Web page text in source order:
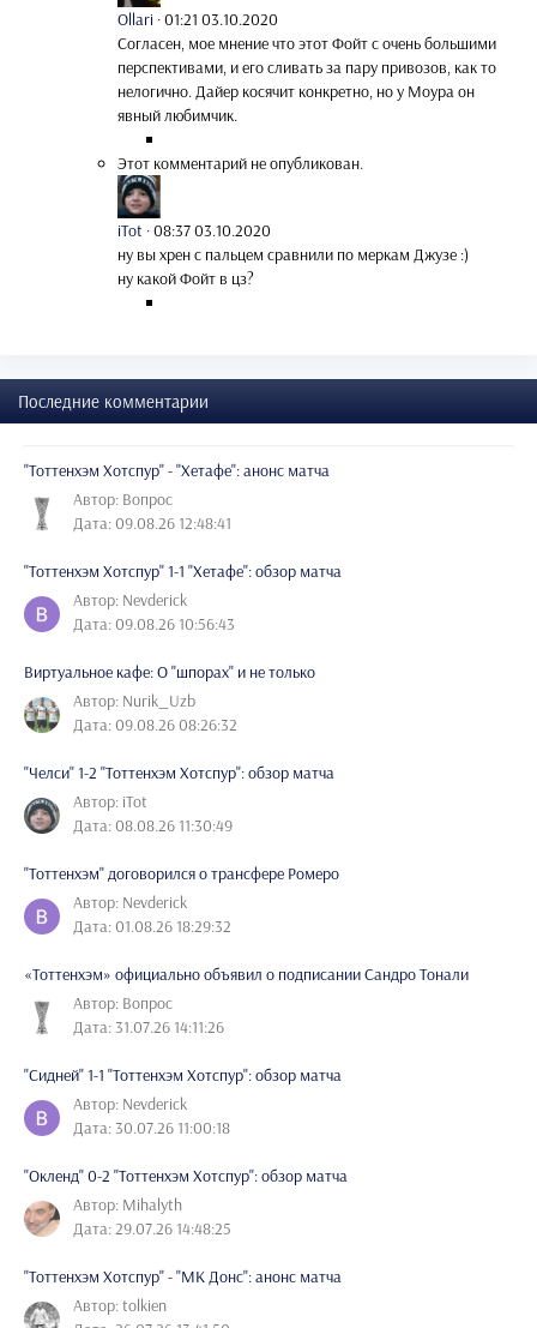
Ollari ·01:21 03.10.2020
Согласен, мое мнение что этот Фойт с очень большими
перспективами, и его сливать за пару привозов, как то
нелогично. Дайер косячит конкретно, но у Моура он
явный любимчик.
Этот комментарий не опубликован.
iTot ·08:37 03.10.2020
ну вы хрен с пальцем сравнили по меркам Джузе :)
ну какой Фойт в цз?
Последние комментарии
"Тоттенхэм Хотспур" - "Хетафе": анонс матча
Автор: Вопрос
Дата: 09.08.26 12:48:41
"Тоттенхэм Хотспур" 1-1 "Хетафе": обзор матча
Автор: Nevderick
Дата: 09.08.26 10:56:43
Виртуальное кафе: О "шпорах" и не только
Автор: Nurik_Uzb
Дата: 09.08.26 08:26:32
"Челси" 1-2 "Тоттенхэм Хотспур": обзор матча
Автор: iTot
Дата: 08.08.26 11:30:49
"Тоттенхэм" договорился о трансфере Ромеро
Автор: Nevderick
Дата: 01.08.26 18:29:32
«Тоттенхэм» официально объявил о подписании Сандро Тонали
Автор: Вопрос
Дата: 31.07.26 14:11:26
"Сидней" 1-1 "Тоттенхэм Хотспур": обзор матча
Автор: Nevderick
Дата: 30.07.26 11:00:18
"Окленд" 0-2 "Тоттенхэм Хотспур": обзор матча
Автор: Mihalyth
Дата: 29.07.26 14:48:25
"Тоттенхэм Хотспур" - "МК Донс": анонс матча
Автор: tolkien